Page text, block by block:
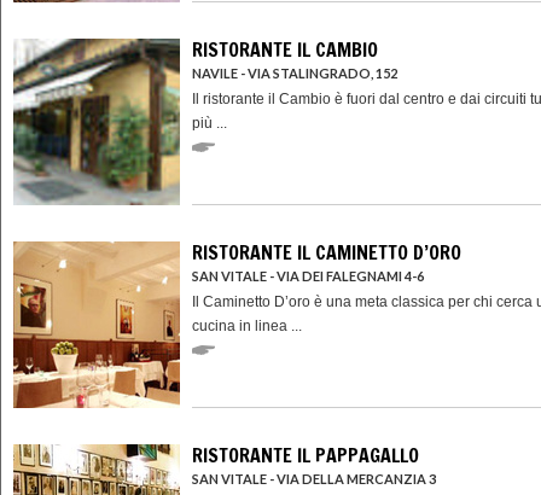
RISTORANTE IL CAMBIO
NAVILE - VIA STALINGRADO, 152
Il ristorante il Cambio è fuori dal centro e dai circuiti
più ...
RISTORANTE IL CAMINETTO D’ORO
SAN VITALE - VIA DEI FALEGNAMI 4-6
Il Caminetto D’oro è una meta classica per chi cerca
cucina in linea ...
RISTORANTE IL PAPPAGALLO
SAN VITALE - VIA DELLA MERCANZIA 3